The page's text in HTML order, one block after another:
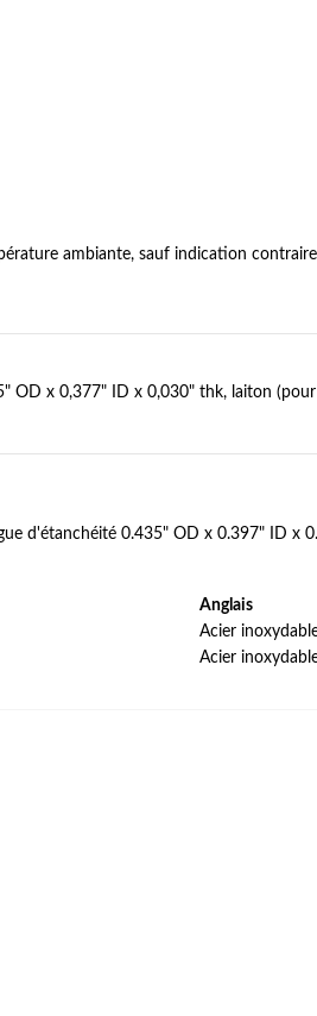
ambiante, sauf indication
OD x 0,377" ID x 0,030" thk, laiton
d'étanchéité 0.435" OD x 0.397" ID x
Anglais
Acier
Acier